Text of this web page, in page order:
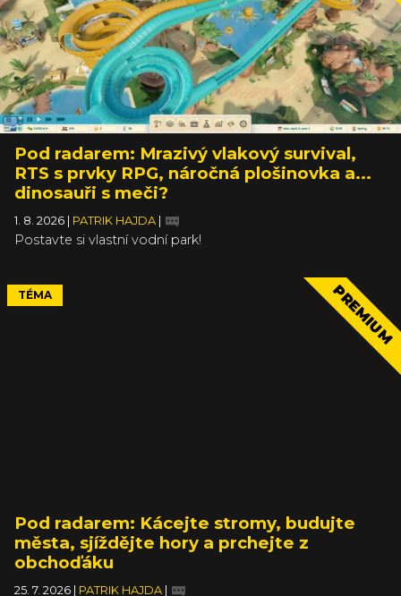
Pod radarem: Mrazivý vlakový survival,
RTS s prvky RPG, náročná plošinovka a...
dinosauři s meči?
1. 8. 2026 PATRIK HAJDA
Postavte si vlastní vodní park!
TÉMA PREMIUM
Pod radarem: Kácejte stromy, budujte
města, sjíždějte hory a prchejte z
obchoďáku
25. 7. 2026 PATRIK HAJDA